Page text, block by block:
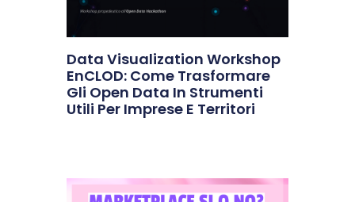
Data Visualization Workshop
EnCLOD: Come Trasformare
Gli Open Data In Strumenti
Utili Per Imprese E Territori